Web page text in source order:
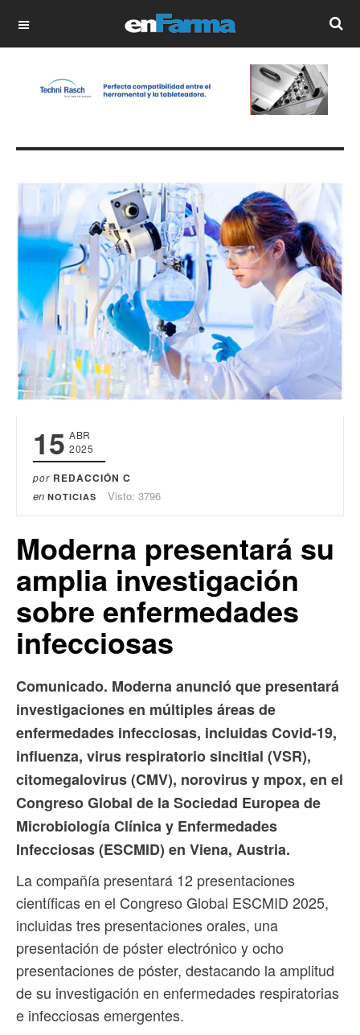
OFF CANVAS
15 ABR
2025
por REDACCIÓN C
en NOTICIAS Visto: 3796
Moderna presentará su
amplia investigación
sobre enfermedades
infecciosas
Comunicado. Moderna anunció que presentará
investigaciones en múltiples áreas de
enfermedades infecciosas, incluidas Covid-19,
influenza, virus respiratorio sincitial (VSR),
citomegalovirus (CMV), norovirus y mpox, en el
Congreso Global de la Sociedad Europea de
Microbiología Clínica y Enfermedades
Infecciosas (ESCMID) en Viena, Austria.
La compañía presentará 12 presentaciones
científicas en el Congreso Global ESCMID 2025,
incluidas tres presentaciones orales, una
presentación de póster electrónico y ocho
presentaciones de póster, destacando la amplitud
de su investigación en enfermedades respiratorias
e infecciosas emergentes.